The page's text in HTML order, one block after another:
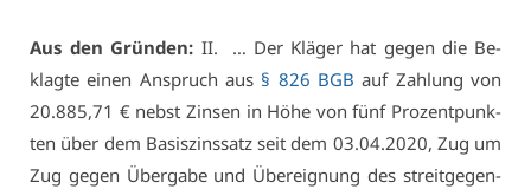
Aus den Grün­den: II. … Der Klä­ger hat ge­gen die Be­
klag­te ei­nen An­spruch aus § 826 BGB auf Zah­lung von
20.885,71 € nebst Zin­sen in Hö­he von fünf Pro­zent­punk­
ten über dem Ba­sis­zins­satz seit dem 03.04.2020, Zug um
Zug ge­gen Über­ga­be und Über­eig­nung des streit­ge­gen­